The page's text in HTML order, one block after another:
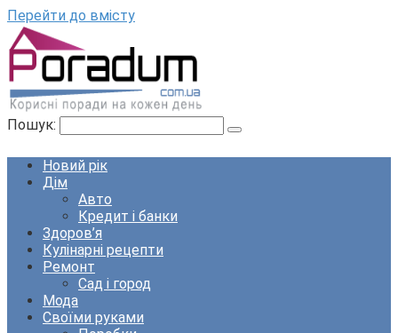
Перейти до вмісту
Пошук:
Новий рік
Дім
Авто
Кредит і банки
Здоров’я
Кулінарні рецепти
Ремонт
Сад і город
Мода
Своїми руками